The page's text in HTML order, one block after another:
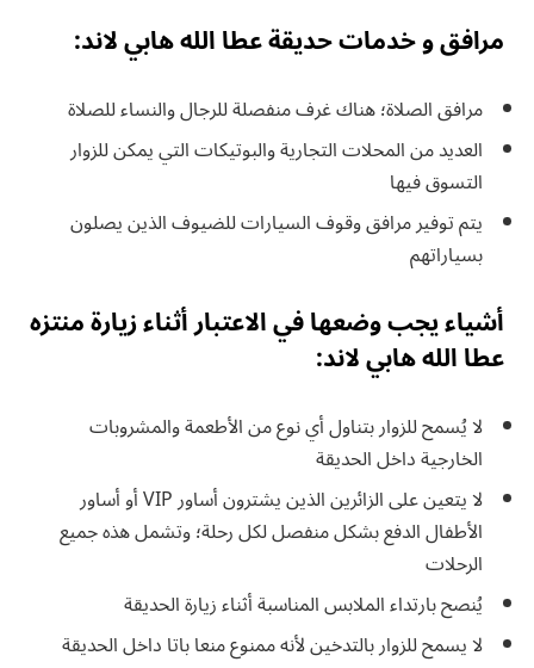
مرافق و خدمات حديقة عطا الله هابي لاند:
مرافق الصلاة؛ هناك غرف منفصلة للرجال والنساء للصلاة
العديد من المحلات التجارية والبوتيكات التي يمكن للزوار
التسوق فيها
يتم توفير مرافق وقوف السيارات للضيوف الذين يصلون
بسياراتهم
أشياء يجب وضعها في الاعتبار أثناء زيارة منتزه
عطا الله هابي لاند:
لا يُسمح للزوار بتناول أي نوع من الأطعمة والمشروبات
الخارجية داخل الحديقة
لا يتعين على الزائرين الذين يشترون أساور VIP أو أساور
الأطفال الدفع بشكل منفصل لكل رحلة؛ وتشمل هذه جميع
الرحلات
يُنصح بارتداء الملابس المناسبة أثناء زيارة الحديقة
لا يسمح للزوار بالتدخين لأنه ممنوع منعا باتا داخل الحديقة